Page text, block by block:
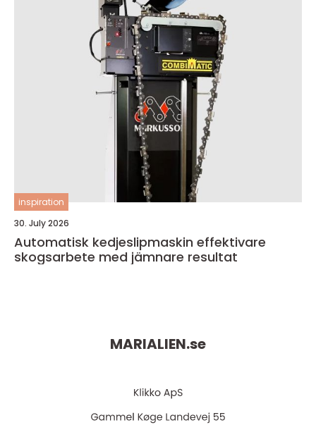
inspiration
30. July 2026
Automatisk kedjeslipmaskin effektivare
skogsarbete med jämnare resultat
MARIALIEN.se